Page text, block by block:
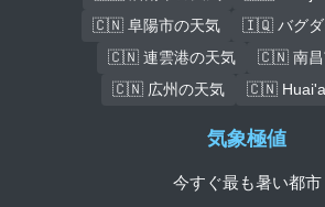
🇨🇳 阜陽市の天気
🇮🇶 バグダ
🇨🇳 連雲港の天気
🇨🇳 南昌
🇨🇳 広州の天気
🇨🇳
気象極値
今すぐ最も暑い都市